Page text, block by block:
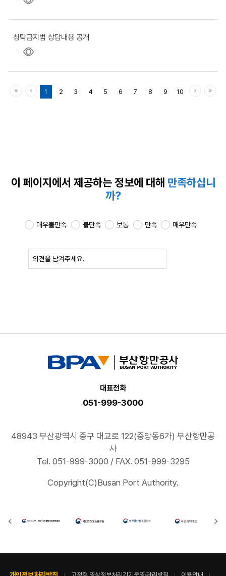
청탁금지법 상담내용 공개
1 2 3 4 5 6 7 8 9 10
이 페이지에서 제공하는정보에 대해 만족하십니
까?
매우불만족 불만족 보통 만족 매우만족
대표전화
051-999-3000
48943 부산광역시 중구 대교로 122(중앙동6가) 부산항만공
사
Tel. 051-999-3000 / FAX. 051-999-3295
Copyright(C)Busan Port Authority.